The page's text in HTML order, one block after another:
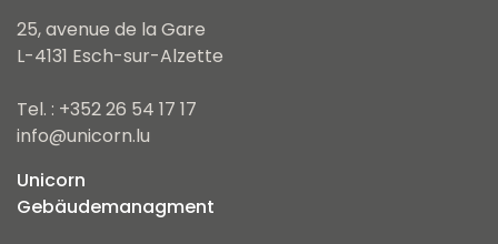
25, avenue de la Gare
L-4131 Esch-sur-Alzette
Tel. : +352 26 54 17 17
info@unicorn.lu
Unicorn
Gebäudemanagment